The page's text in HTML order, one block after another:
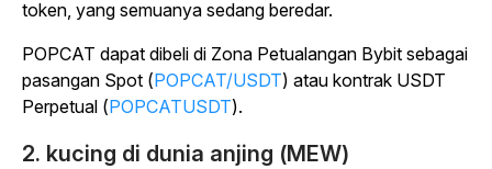
token, yang semuanya sedang beredar.
POPCAT dapat dibeli di Zona Petualangan Bybit sebagai
pasangan Spot (POPCAT/USDT) atau kontrak USDT
Perpetual (POPCATUSDT).
2. kucing di dunia anjing (MEW)